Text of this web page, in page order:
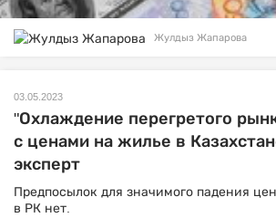
Жулдыз Жапарова
03.05.2023
"Охлаждение перегретого
с ценами на жилье в
эксперт
Предпосылок для значимого падения
в РК нет.